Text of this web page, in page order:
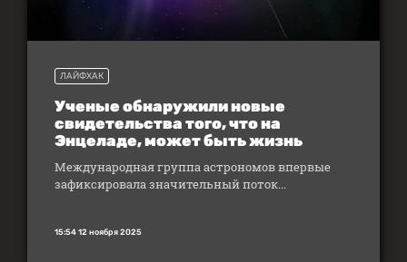
ЛАЙФХАК
Ученые обнаружили новые
свидетельства того, что на
Энцеладе, может быть жизнь
Международная группа астрономов впервые
зафиксировала значительный поток...
15:54 12 ноября 2025